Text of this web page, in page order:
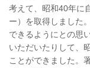
考えて、昭和40年に
ー）を取得しました
できるようにとの思
いただいたりして、
ことができました。